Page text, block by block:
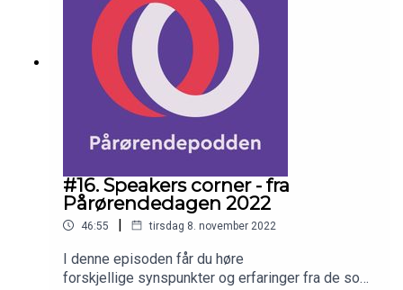
Facebook
Twitter
Instagram
Linkedin
www.pårørendealliansen.no
PRODUKSJON:
#16. Speakers corner - fra
Pårørendedagen 2022
46:55 | tirsdag 8. november 2022
I denne episoden får du høre
forskjellige synspunkter og erfaringer fra de som